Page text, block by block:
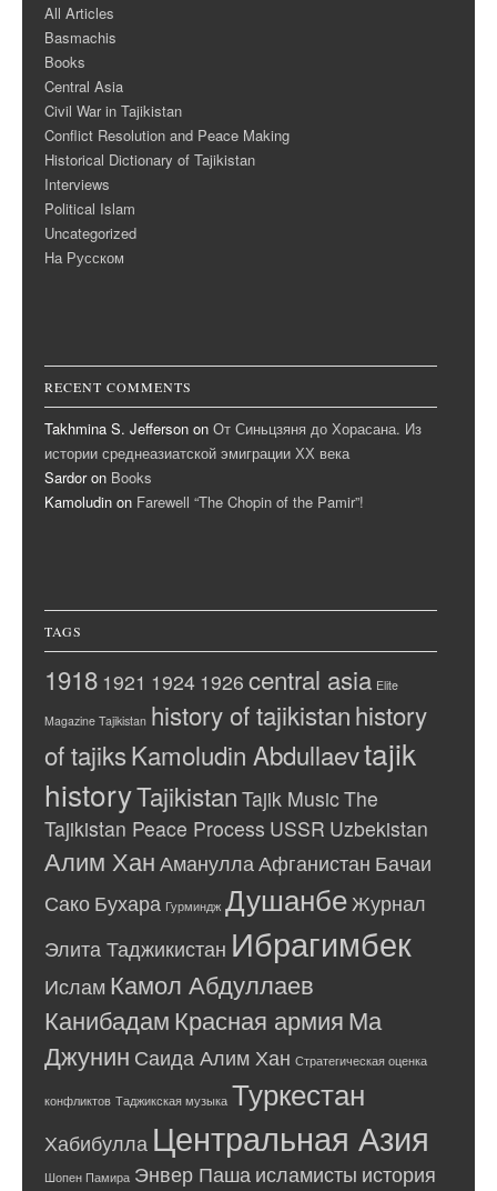
All Articles
Basmachis
Books
Central Asia
Civil War in Tajikistan
Conflict Resolution and Peace Making
Historical Dictionary of Tajikistan
Interviews
Political Islam
Uncategorized
На Русском
RECENT COMMENTS
Takhmina S. Jefferson on От Синьцзяня до Хорасана. Из
истории среднеазиатской эмиграции ХХ века
Sardoron Books
Kamoludin on Farewell “The Chopin of the Pamir”!
TAGS
1918 1921 1924 1926 central asia Elite
Magazine Tajikistan history of tajikistanhistory
of tajiksKamoludin Abdullaevtajik
historyTajikistan Tajik MusicThe
Tajikistan Peace Process USSR Uzbekistan
Алим Хан Аманулла Афганистан Бачаи
Сако Бухара Гурминдж Душанбе Журнал
Элита Таджикистан Ибрагимбек
Ислам Камол Абдуллаев
КанибадамКрасная армияМа
Джунин Саида Алим Хан Стратегическая оценка
конфликтов Таджикская музыка Туркестан
Хабибулла Центральная Азия
Шопен Памира Энвер Паша исламисты история